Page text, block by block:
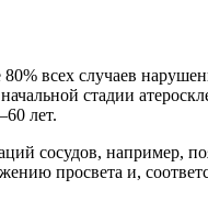
всех случаев
стадии
лет.
сосудов, например,
просвета и,